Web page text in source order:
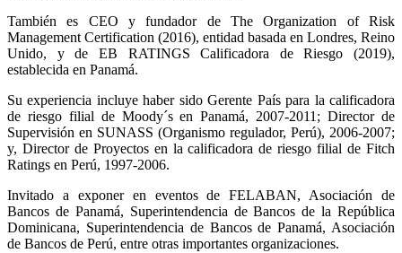
También es CEO y fundador de The Organization of Risk
Management Certification (2016), entidad basada en Londres, Reino
Unido, y de EB RATINGS Calificadora de Riesgo (2019),
establecida en Panamá.
Su experiencia incluye haber sido Gerente País para la calificadora
de riesgo filial de Moody´s en Panamá, 2007-2011; Director de
Supervisión en SUNASS (Organismo regulador, Perú), 2006-2007;
y, Director de Proyectos en la calificadora de riesgo filial de Fitch
Ratings en Perú, 1997-2006.
Invitado a exponer en eventos de FELABAN, Asociación de
Bancos de Panamá, Superintendencia de Bancos de la República
Dominicana, Superintendencia de Bancos de Panamá, Asociación
de Bancos de Perú, entre otras importantes organizaciones.